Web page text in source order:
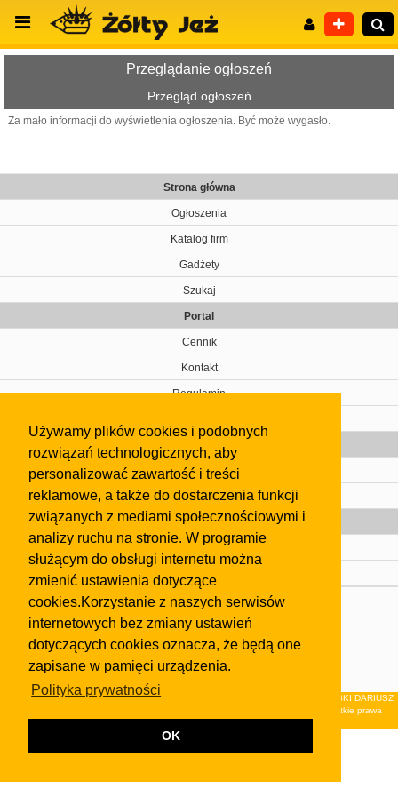
Używamy plików cookies i podobnych
rozwiązań technologicznych, aby
personalizować zawartość i treści
reklamowe, a także do dostarczenia funkcji
związanych z mediami społecznościowymi i
analizy ruchu na stronie. W programie
służącym do obsługi internetu można
zmienić ustawienia dotyczące
cookies.Korzystanie z naszych serwisów
internetowych bez zmiany ustawień
dotyczących cookies oznacza, że będą one
zapisane w pamięci urządzenia.
Polityka prywatności
OK
Przeglądanie ogłoszeń
Przegląd ogłoszeń
Za mało informacji do wyświetlenia ogłoszenia. Być może wygasło.
Strona główna
Ogłoszenia
Katalog firm
Gadżety
Szukaj
Portal
Cennik
Kontakt
Regulamin
Gazeta
Olkusz
Kontakt
Strefa dla biznesu
Biura nieruchomości
Dealerzy i autokomisy
Skontaktuj się z nami
regulaminuiPolityki Prywatności.
Klauzula FB
© 2026Wydawnictwo NEON sp. z o.o. (dawniej: FIRMA NEON MAREK KLUCZEWSKI DARIUSZ
KRAWCZYK s.c.) z siedzibą w Olkuszu, ul.Żuradzka 15, 32-300 Olkusz . Wszystkie prawa